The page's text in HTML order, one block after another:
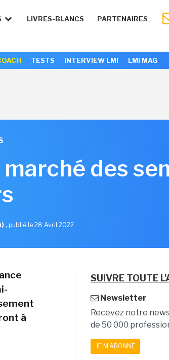
LIVRES-BLANCS PARTENAIRES
TESTS INTERVIEW LMI LMI MAG
des
, publié le 28 Avril 2022
à
SUIVRE TOUTE
Newsletter
Recevez notre
de 50 000
JE M'ABONNE